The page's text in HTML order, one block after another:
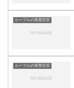
ルーブルの両替目安
ルーブルの両替目安